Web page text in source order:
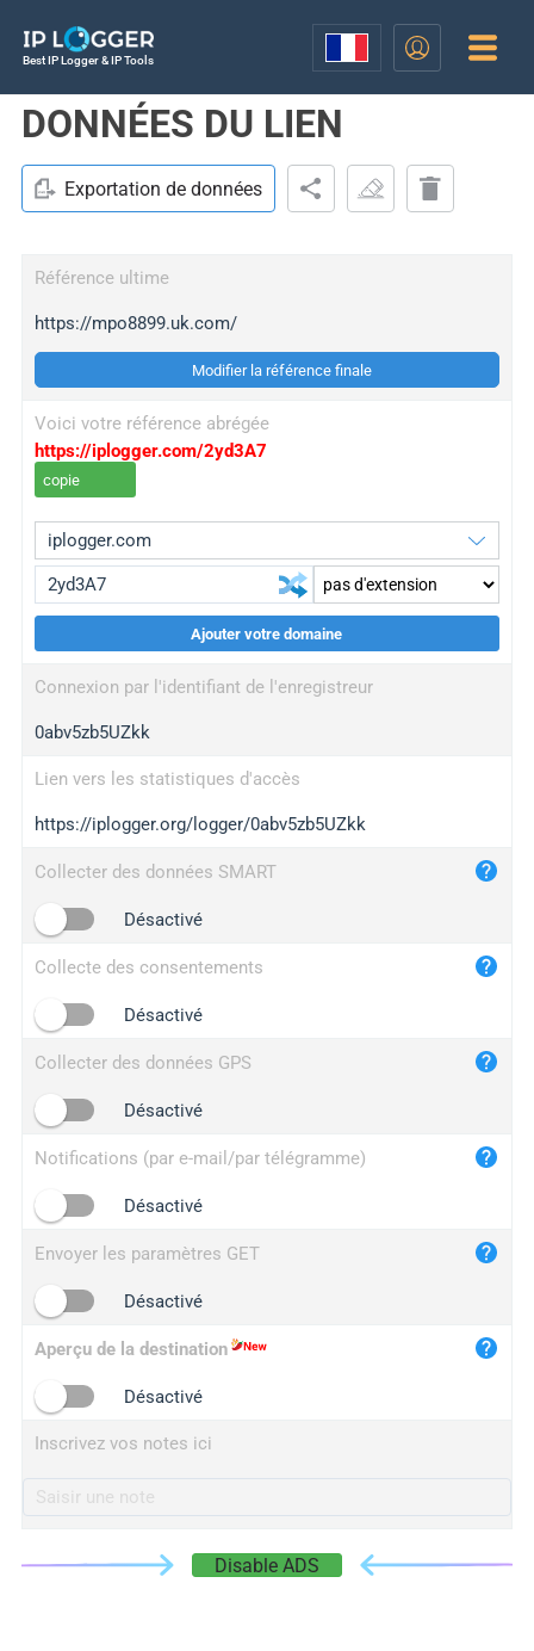
Best IP Logger & IP Tools
DONNÉES DU LIEN
Exportation de données
Référence ultime
https://mpo8899.uk.com/
Modifier la référence finale
Voici votre référence abrégée
https://iplogger.com/2yd3A7
copie
wl.gl
ed.tc
iplogger.com
maper.info
2no.co
yip.su
iplogger.info
Ajouter votre domaine
Connexion par l'identifiant de l'enregistreur
0abv5zb5UZkk
Lien vers les statistiques d'accès
https://iplogger.org/logger/0abv5zb5UZkk
Collecter des données SMART
Désactivé
Collecte des consentements
Désactivé
Collecter des données GPS
Désactivé
Notifications (par e-mail/par télégramme)
Désactivé
Envoyer les paramètres GET
Désactivé
Aperçu de la destination
Désactivé
Inscrivez vos notes ici
Disable ADS